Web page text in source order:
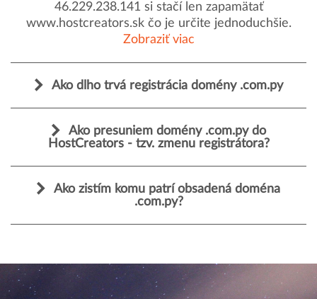
46.229.238.141 si stačí len zapamätať
www.hostcreators.sk čo je určite jednoduchšie.
Zobraziť viac
Ako dlho trvá registrácia domény .com.py
Ako presuniem domény .com.py do
HostCreators - tzv. zmenu registrátora?
Ako zistím komu patrí obsadená doména
.com.py?